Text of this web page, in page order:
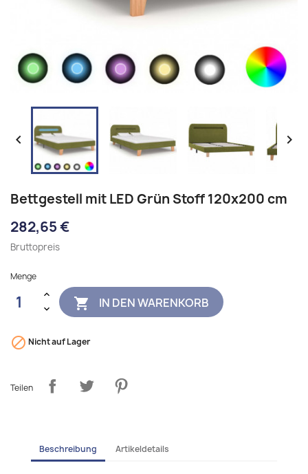
 
Bettgestell mit LED Grün Stoff 120x200 cm
282,65 €
Bruttopreis
Menge
 IN DEN WARENKORB
 Nicht auf Lager
Teilen
Beschreibung Artikeldetails